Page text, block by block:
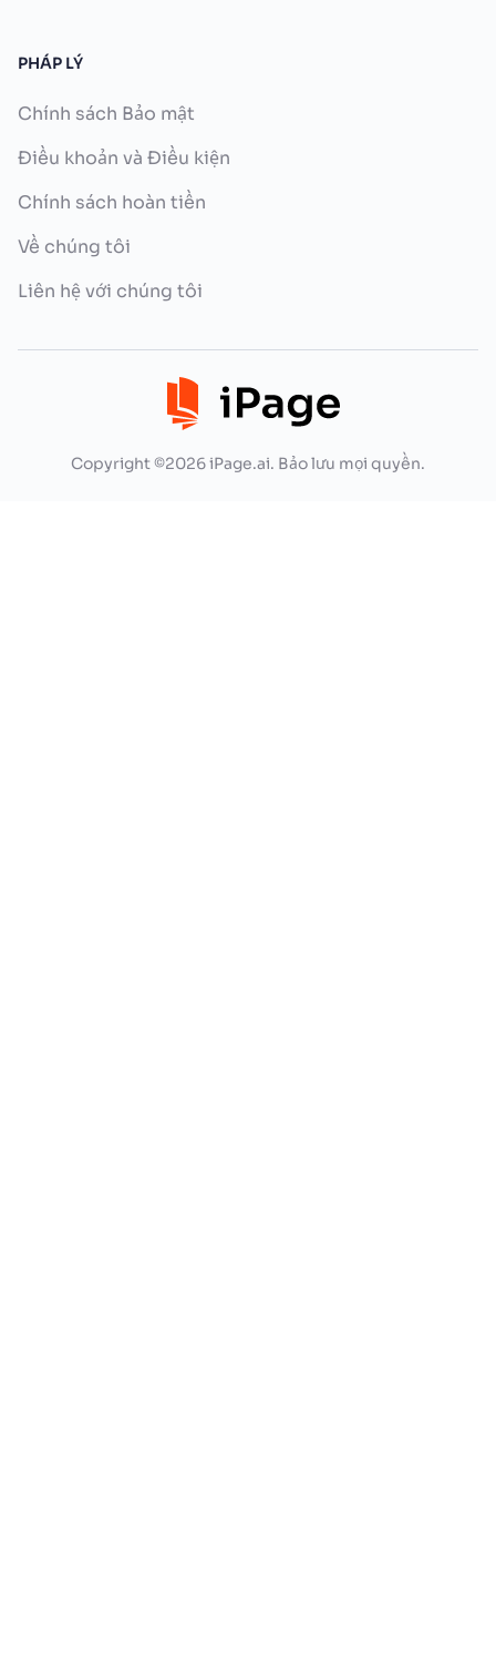
PHÁP LÝ
Chính sách Bảo mật
Điều khoản và Điều kiện
Chính sách hoàn tiền
Về chúng tôi
Liên hệ với chúng tôi
Copyright ©2026 iPage.ai. Bảo lưu mọi quyền.